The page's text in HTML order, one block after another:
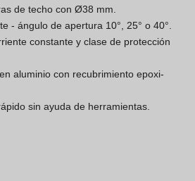
de techo con Ø38 mm.
- ángulo de apertura 10°, 25° o 40°.
constante y clase de protección
aluminio con recubrimiento epoxi-
sin ayuda de herramientas.